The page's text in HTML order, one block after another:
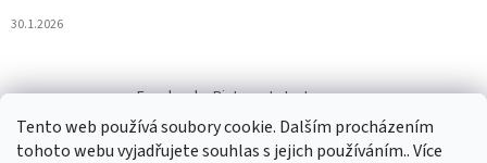
Tento web používá soubory cookie. Dalším procházením
tohoto webu vyjadřujete souhlas s jejich používáním.. Více
30.1.2026
Facebook Pinterest Instagram